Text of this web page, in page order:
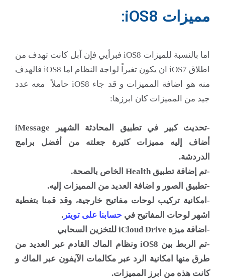
مميزات iOS8:
اما بالنسبة للميزات iOS8 فبرأيي فإن آبل كانت تهدف من
اطلاق iOS7 ان يكون تغيراً لواجة النظام اما iOS8 فالهدف
منه هو اضافة المميزات و قد جاء iOS8 حاملاً معه عدد
جيد من المميزات كان ابرزها:
-تحديث كبير في تطبيق المحادثة الشهير iMessage
أضاف إليه مميزات كثيرة جعلته من أفضل برامج
الدردشة.
-تم إضافة تطبيق Health الخاص بالصحة.
-تطبيق الصور و اضافة العديد من المميزات إليه.
-امكانية تركيب لوحات مفاتيح خارجية، وقد قمنا بتغطية
اشهر لوحات المفاتيح في حسابنا على تويتر .
-اضافة ميزة iCloud Drive للتخزين السحابي
-تم الربط بين iOS8 ونظام الماك القادم عبر العديد من
طرق منها امكانية الرد عبر مكالمات الآيفون عبر الماك و
كانت هذه من ابرز المميزات.